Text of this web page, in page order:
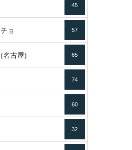
45
ョ 57
名古屋) 65
74
60
32